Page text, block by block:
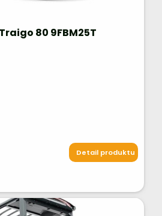
80 9FBM25T
Detail produktu